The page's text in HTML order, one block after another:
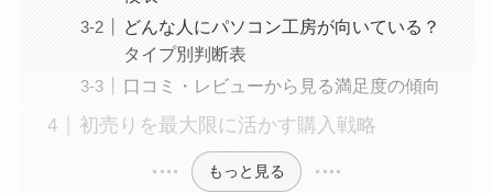
どんな人にパソコン工房が向いている？
タイプ別判断表
口コミ・レビューから見る満足度の傾向
初売りを最大限に活かす購入戦略
もっと見る